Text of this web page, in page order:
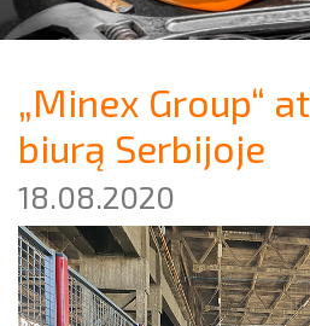
„Minex Group“
biurą Serbijoje
18.08.2020